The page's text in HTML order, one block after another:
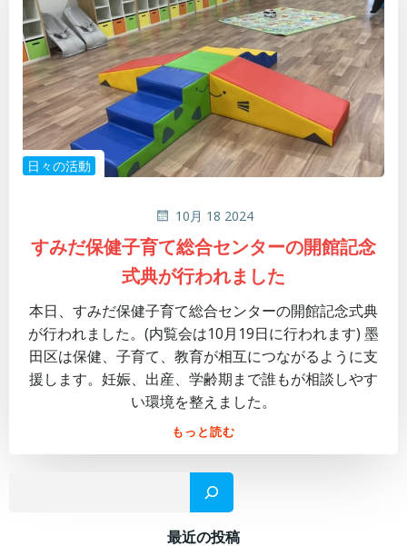
日々の活動
10月 18 2024
すみだ保健子育て総合センターの開館記念
式典が行われました
本日、すみだ保健子育て総合センターの開館記念式典
が行われました。(内覧会は10月19日に行われます) 墨
田区は保健、子育て、教育が相互につながるように支
援します。妊娠、出産、学齢期まで誰もが相談しやす
い環境を整えました。
もっと読む
最近の投稿